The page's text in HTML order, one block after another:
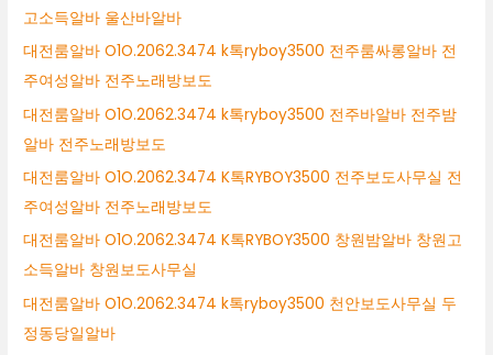
고소득알바 울산바알바
대전룸알바 O1O.2062.3474 k톡ryboy3500 전주룸싸롱알바 전
주여성알바 전주노래방보도
대전룸알바 O1O.2062.3474 k톡ryboy3500 전주바알바 전주밤
알바 전주노래방보도
대전룸알바 O1O.2062.3474 K톡RYBOY3500 전주보도사무실 전
주여성알바 전주노래방보도
대전룸알바 O1O.2062.3474 K톡RYBOY3500 창원밤알바 창원고
소득알바 창원보도사무실
대전룸알바 O1O.2062.3474 k톡ryboy3500 천안보도사무실 두
정동당일알바